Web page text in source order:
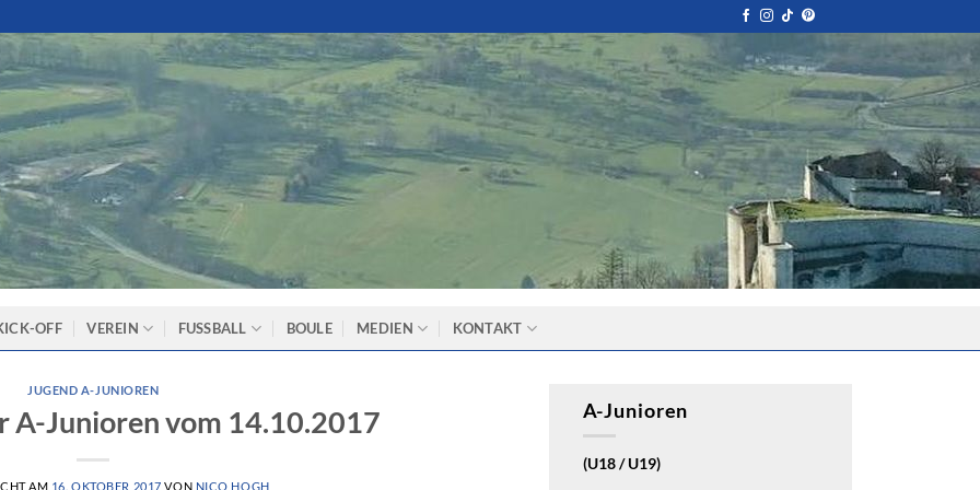
OFF VEREIN FUSSBALL BOULE MEDIEN KONTAKT
JUGEND A-JUNIOREN
A-Junioren vom 14.10.2017
AM 16. OKTOBER 2017 VON NICO HOGH
A-Junioren
(U18 / U19)